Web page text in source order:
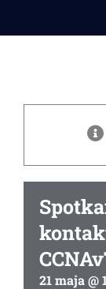
21 maja @